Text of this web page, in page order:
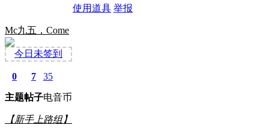
使用道具 举报
Mc九五，Come
今日未签到
0
主题
7
帖子
35
电音币
【新手上路组】